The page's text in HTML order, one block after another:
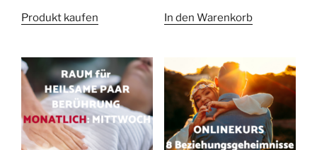
Produkt kaufen
In den Warenkorb